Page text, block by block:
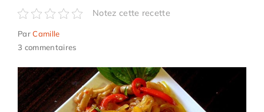
Notez cette recette
ParCamille
3 commentaires